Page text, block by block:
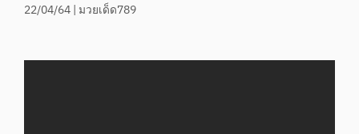
22/04/64 | มวยเด็ด789